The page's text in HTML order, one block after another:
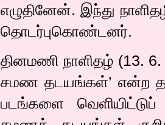
எழுதினேன். இந்து
தொடர்புகொண்டனர்.
தினமணி நாளிதழ் (13. 6.
சமண தடயங்கள்’ என்ற
படங்களை